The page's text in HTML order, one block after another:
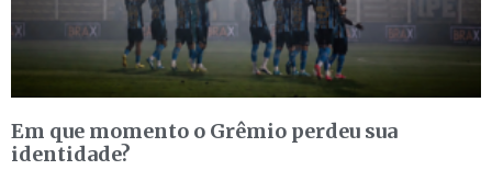
Em que momento o Grêmio perdeu sua
identidade?